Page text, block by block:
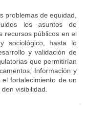
problemas de equidad,
los asuntos de
recursos públicos en el
sociológico, hasta lo
y validación de
que permitirían
Información y
fortalecimiento de un
visibilidad.